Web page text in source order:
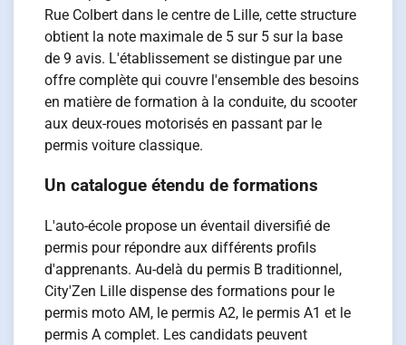
Rue Colbert dans le centre de Lille, cette structure
obtient la note maximale de 5 sur 5 sur la base
de 9 avis. L'établissement se distingue par une
offre complète qui couvre l'ensemble des besoins
en matière de formation à la conduite, du scooter
aux deux-roues motorisés en passant par le
permis voiture classique.
Un catalogue étendu de formations
L'auto-école propose un éventail diversifié de
permis pour répondre aux différents profils
d'apprenants. Au-delà du permis B traditionnel,
City'Zen Lille dispense des formations pour le
permis moto AM, le permis A2, le permis A1 et le
permis A complet. Les candidats peuvent